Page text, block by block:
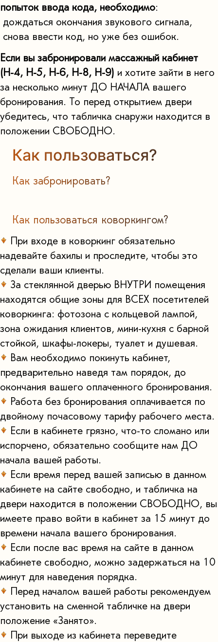
попыток ввода кода, необходимо:
дождаться окончания звукового сигнала,
снова ввести код, но уже без ошибок.
Если вы забронировали массажный кабинет
(Н-4, Н-5, Н-6, Н-8, Н-9) и хотите зайти в него
за несколько минут ДО НАЧАЛА вашего
бронирования. То перед открытием двери
убедитесь, что табличка снаружи находится в
положении СВОБОДНО.
Как пользоваться?
Как забронировать?
Как пользоваться коворкингом?
При входе в коворкинг обязательно
надевайте бахилы и проследите, чтобы это
сделали ваши клиенты.
За стеклянной дверью ВНУТРИ помещения
находятся общие зоны для ВСЕХ посетителей
коворкинга: фотозона с кольцевой лампой,
зона ожидания клиентов, мини-кухня с барной
стойкой, шкафы-локеры, туалет и душевая.
Вам необходимо покинуть кабинет,
предварительно наведя там порядок, до
окончания вашего оплаченного бронирования.
Работа без бронирования оплачивается по
двойному почасовому тарифу рабочего места.
Если в кабинете грязно, что-то сломано или
испорчено, обязательно сообщите нам ДО
начала вашей работы.
Если время перед вашей записью в данном
кабинете на сайте свободно, и табличка на
двери находится в положении СВОБОДНО, вы
имеете право войти в кабинет за 15 минут до
времени начала вашего бронирования.
Если после вас время на сайте в данном
кабинете свободно, можно задержаться на 10
минут для наведения порядка.
Перед началом вашей работы рекомендуем
установить на сменной табличке на двери
положение «Занято».
При выходе из кабинета переведите